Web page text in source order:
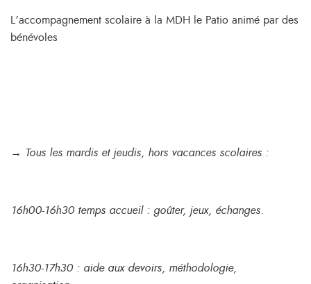
L’accompagnement scolaire à la MDH le Patio animé par des
bénévoles
→ Tous les mardis et jeudis, hors vacances scolaires :
16h00-16h30 temps accueil : goûter, jeux, échanges.
16h30-17h30 : aide aux devoirs, méthodologie,